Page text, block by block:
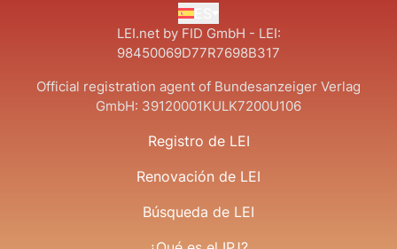
LEI.net by FID GmbH - LEI:
98450069D77R7698B317
Official registration agent of Bundesanzeiger Verlag
GmbH: 39120001KULK7200U106
Registro de LEI
Renovación de LEI
Búsqueda de LEI